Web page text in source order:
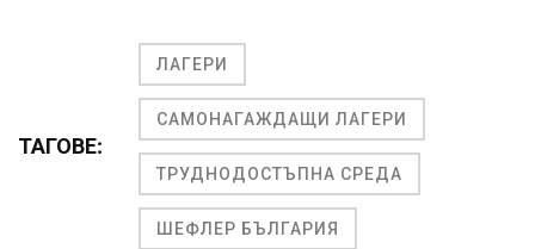
ТАГОВЕ:
ЛАГЕРИ
САМОНАГАЖДАЩИ ЛАГЕРИ
ТРУДНОДОСТЪПНА СРЕДА
ШЕФЛЕР БЪЛГАРИЯ